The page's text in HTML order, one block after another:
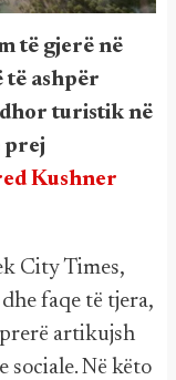
të gjerë në
ashpër
turistik në
prej
Kushner
City Times,
faqe të tjera,
artikujsh
sociale. Në këto